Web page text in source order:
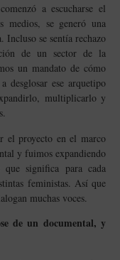
a escucharse el
medios, se generó una
Incluso se sentía rechazo
de un sector de la
un mandato de cómo
desglosar ese arquetipo
multiplicarlo y
el proyecto en el marco
y fuimos expandiendo
significa para cada
feministas. Así que
muchas voces.
de un documental, y